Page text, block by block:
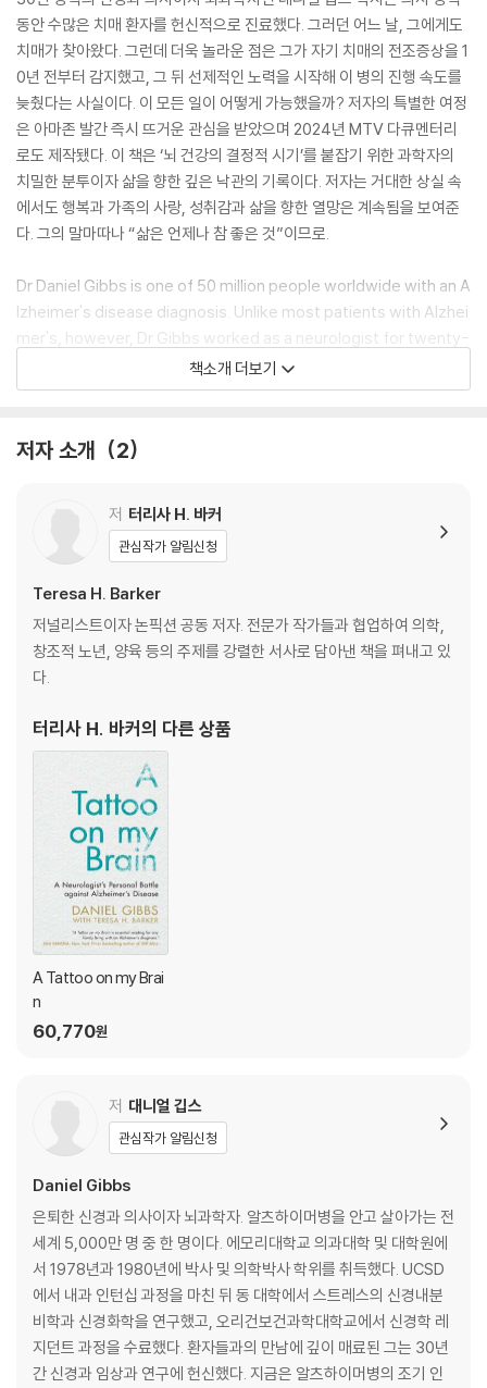
동안 수많은 치매 환자를 헌신적으로 진료했다. 그러던 어느 날, 그에게도
치매가 찾아왔다. 그런데 더욱 놀라운 점은 그가 자기 치매의 전조증상을 1
0년 전부터 감지했고, 그 뒤 선제적인 노력을 시작해 이 병의 진행 속도를
늦췄다는 사실이다. 이 모든 일이 어떻게 가능했을까? 저자의 특별한 여정
은 아마존 발간 즉시 뜨거운 관심을 받았으며 2024년 MTV 다큐멘터리
로도 제작됐다. 이 책은 ‘뇌 건강의 결정적 시기’를 붙잡기 위한 과학자의
치밀한 분투이자 삶을 향한 깊은 낙관의 기록이다. 저자는 거대한 상실 속
에서도 행복과 가족의 사랑, 성취감과 삶을 향한 열망은 계속됨을 보여준
다. 그의 말마따나 “삶은 언제나 참 좋은 것”이므로.
Dr Daniel Gibbs is one of 50 million people worldwide with an A
lzheimer's disease diagnosis. Unlike most patients with Alzhei
mer's, however, Dr Gibbs worked as a neurologist for twenty-
five years, caring for patients with the very disease now affec
ting him. Also unusual is that Dr Gibbs had begun to suspect h
ould be made. Forewarned by genetic testing showing he carri
any tests would have alerted him. In this highly personal accou
nt, Dr Gibbs documents the effect his diagnosis has had on hi
n of Alzheimer's. Weaving clinical knowledge from decades ca
ring for dementia patients with his personal experience of the
disease, this is an optimistic tale of one man's journey with ea
rly-stage Alzheimer's disease. Soon to be a documentary film
책소개 더보기
저자 소개 2
저 터리사 H. 바커
관심작가 알림신청
Teresa H. Barker
저널리스트이자 논픽션 공동 저자. 전문가 작가들과 협업하여 의학,
창조적 노년, 양육 등의 주제를 강렬한 서사로 담아낸 책을 펴내고 있
다.
터리사 H. 바커의 다른 상품
A Tattoo on my Brai
n
60,770원
저 대니얼 깁스
관심작가 알림신청
Daniel Gibbs
은퇴한 신경과 의사이자 뇌과학자. 알츠하이머병을 안고 살아가는 전
세계 5,000만 명 중 한 명이다. 에모리대학교 의과대학 및 대학원에
서 1978년과 1980년에 박사 및 의학박사 학위를 취득했다. UCSD
에서 내과 인턴십 과정을 마친 뒤 동 대학에서 스트레스의 신경내분
비학과 신경화학을 연구했고, 오리건보건과학대학교에서 신경학 레
지던트 과정을 수료했다. 환자들과의 만남에 깊이 매료된 그는 30년
간 신경과 임상과 연구에 헌신했다. 지금은 알츠하이머병의 조기 인